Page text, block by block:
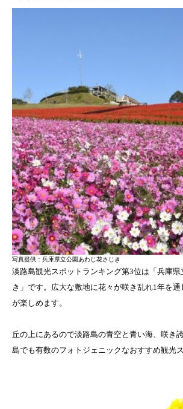
写真提供：兵庫県立公園あわじ花さじき
淡路島観光スポットランキング第3位は「兵庫県
き」です。広大な敷地に花々が咲き乱れ1年を
が楽しめます。
丘の上にあるので淡路島の青空と青い海、咲き
島でも有数のフォトジェニックなおすすめ観光